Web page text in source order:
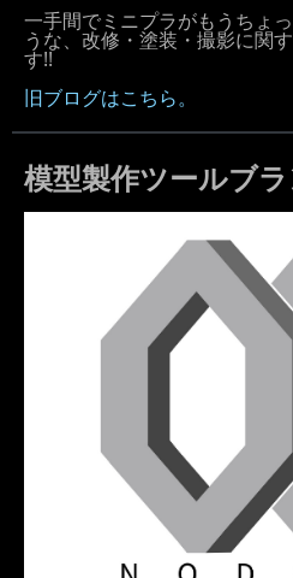
一手間でミニプラがもうちょ
うな、改修・塗装・撮影に関
す!!
旧ブログはこちら。
模型製作ツールブ